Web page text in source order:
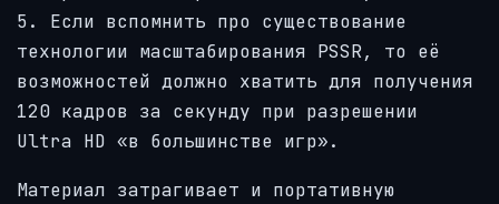
5. Если вспомнить про существование
технологии масштабирования PSSR, то её
возможностей должно хватить для получения
120 кадров за секунду при разрешении
Ultra HD «в большинстве игр».
Материал затрагивает и портативную